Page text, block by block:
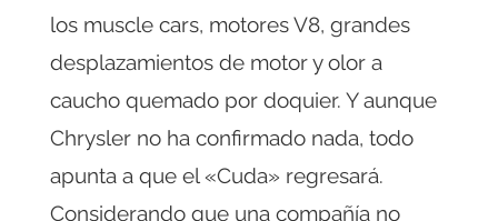
los muscle cars, motores V8, grandes
desplazamientos de motor y olor a
caucho quemado por doquier. Y aunque
Chrysler no ha confirmado nada, todo
apunta a que el «Cuda» regresará.
Considerando que una compañía no